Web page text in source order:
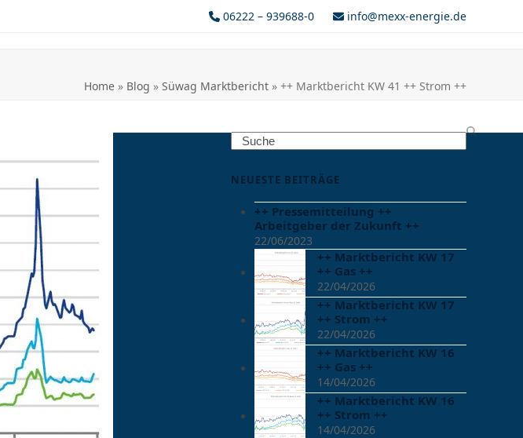
06222 – 939688-0 info@mexx-energie.de
Home » Blog » Süwag Marktbericht » ++ Marktbericht KW 41 ++ Strom ++
Search
NEUESTE BEITRÄGE
++ Pressemitteilung ++
Arbeitgeber der Zukunft ++
22/06/2023
++ Marktbericht KW 17
++ Gas ++
22/04/2026
++ Marktbericht KW 17
++ Strom ++
22/04/2026
++ Marktbericht KW 16
++ Gas ++
14/04/2026
++ Marktbericht KW 16
++ Strom ++
14/04/2026